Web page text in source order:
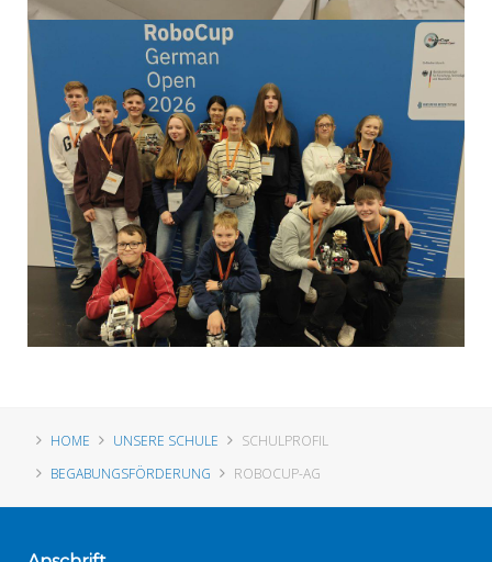
HOME UNSERE SCHULE
SCHULPROFIL
BEGABUNGSFÖRDERUNG
ROBOCUP-AG